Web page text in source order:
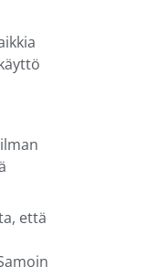
että